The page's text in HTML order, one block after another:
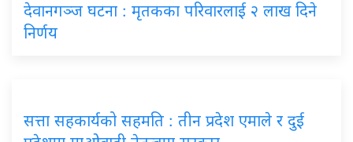
देवानगञ्ज घटना : मृतकका परिवारलाई २ लाख दिने
निर्णय
सत्ता सहकार्यको सहमति : तीन प्रदेश एमाले र दुई